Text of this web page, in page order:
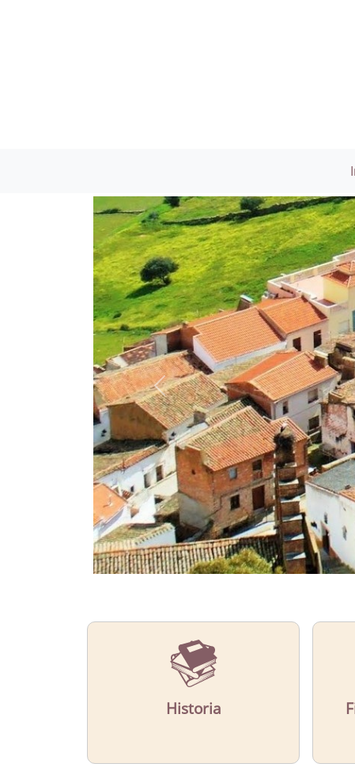
CONOCE
El municipio de Capilla
Más Información
Historia